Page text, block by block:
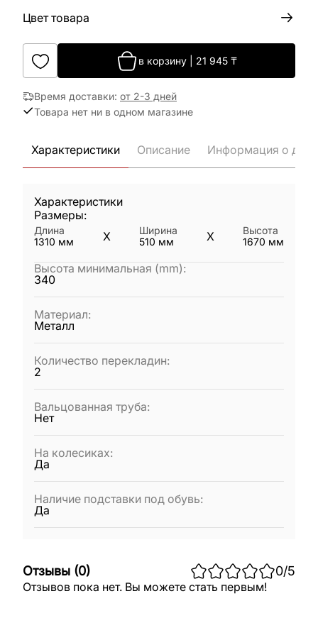
Цвет товара
в корзину 21 945 ₸
Время доставки: от 2-3 дней
Товара нет ни в одном магазине
Характеристики Описание Информация о
Характеристики
Размеры:
Длина
1310 мм X
Ширина
510 мм X
Высота
1670 мм
Высота минимальная (mm):
340
Материал:
Металл
Количество перекладин:
2
Вальцованная труба:
Нет
На колесиках:
Да
Наличие подставки под обувь:
Да
Отзывы (0) 0/5
Отзывов пока нет. Вы можете стать первым!